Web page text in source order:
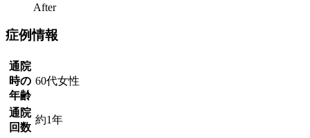
After
症例情報
通院
時の
年齢
60代女性
通院
回数
約1年